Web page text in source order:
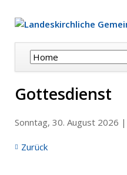
Navigation
Gottesdienst
Sonntag, 30. August 2026
Zurück